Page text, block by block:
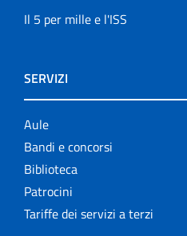
Il 5 per mille e l'ISS
SERVIZI
Aule
Bandi e concorsi
Biblioteca
Patrocini
Tariffe dei servizi a terzi